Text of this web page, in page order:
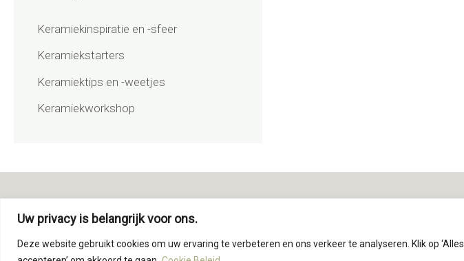
Uw privacy is belangrijk voor ons.
Deze website gebruikt cookies om uw ervaring te verbeteren en ons verkeer te analyseren. Klik op ‘Alles
Keramiekinspiratie en -sfeer
Keramiekstarters
Keramiektips en -weetjes
Keramiekworkshop
Vedelweg 22 - 3210 Linden
+32 483 488 306